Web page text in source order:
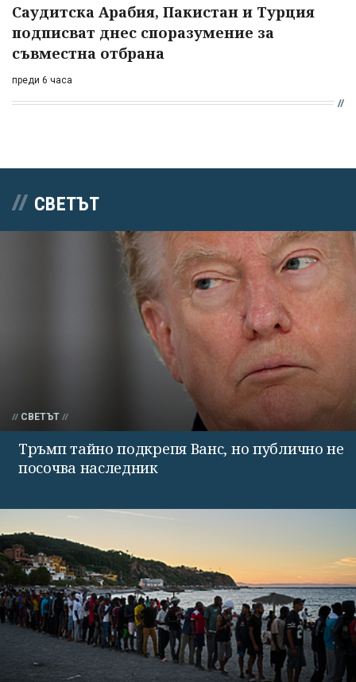
Саудитска Арабия, Пакистан и Турция
подписват днес споразумение за
съвместна отбрана
преди 6 часа
СВЕТЪТ
СВЕТЪТ
Тръмп тайно подкрепя Ванс, но публично не
посочва наследник